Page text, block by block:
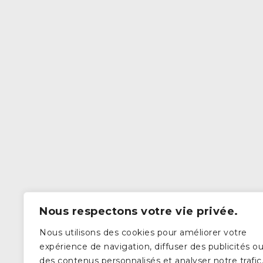
Nous respectons votre vie privée.
Nous utilisons des cookies pour améliorer votre
expérience de navigation, diffuser des publicités ou
des contenus personnalisés et analyser notre trafic.